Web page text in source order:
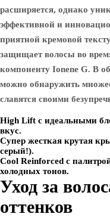
расширяется, однако
эффективной и
приятной кремовой
защищает волосы во
компоненту Ionene G. В
можно обнаружить
славятся своими
High Lift с идеальными
вкус.
Супер жесткая крутая
серый!).
Cool Reinforced с
холодных тонов.
Уход за
оттенков